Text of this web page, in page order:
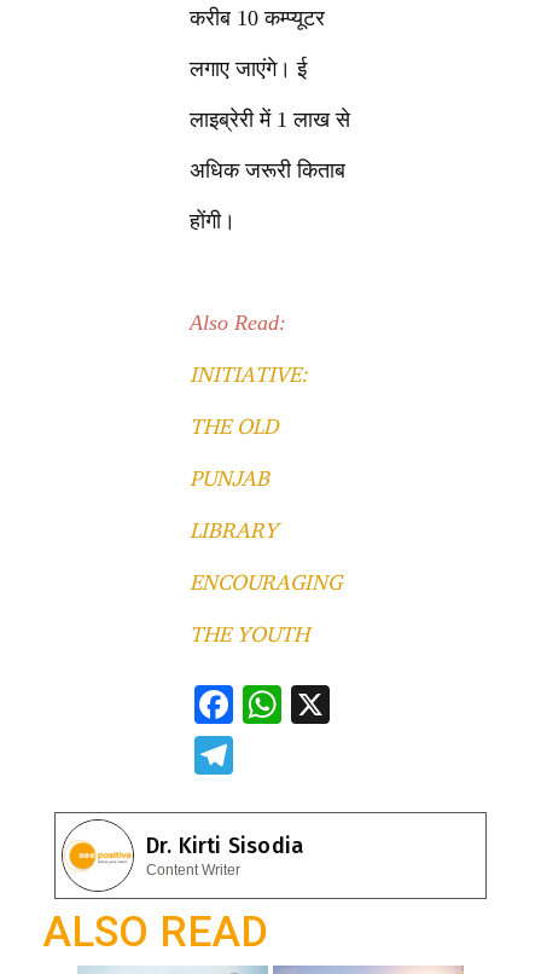
करीब 10 कम्प्यूटर
लगाए जाएंगे। ई
लाइब्रेरी में 1 लाख से
अधिक जरूरी किताब
होंगी।
Also Read:
INITIATIVE:
THE OLD
PUNJAB
LIBRARY
ENCOURAGING
THE YOUTH
F
b
o
o
k
W
s
A
p
e
gr
a
m
Dr. Kirti Sisodia
Content Writer
ALSO READ